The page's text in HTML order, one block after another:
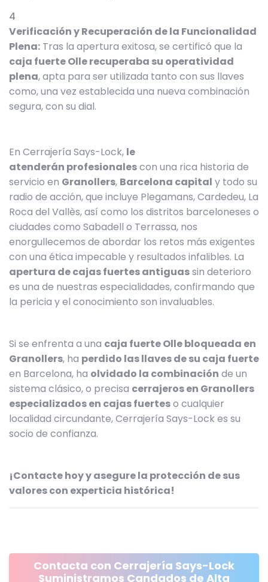
Verificación y Recuperación de la Funcionalidad
Plena: Tras la apertura exitosa, se certificó que la
caja fuerte Olle recuperaba su operatividad
plena, apta para ser utilizada tanto con sus llaves
como, una vez establecida una nueva combinación
segura, con su dial.
En Cerrajería Says-Lock, le
atenderán profesionalescon una rica historia de
servicio en Granollers, Barcelona capital y todo su
radio de acción, que incluye Plegamans, Cardedeu, La
Roca del Vallès, así como los distritos barceloneses o
ciudades como Sabadell o Terrassa, nos
enorgullecemos de abordar los retos más exigentes
con una ética impecable y resultados infalibles. La
apertura de cajas fuertes antiguassin deterioro
es una de nuestras especialidades, confirmando que
la pericia y el conocimiento son invaluables.
Si se enfrenta a una caja fuerte Olle bloqueada en
Granollers, ha perdido las llaves de su caja fuerte
en Barcelona, ha olvidado la combinación de un
sistema clásico, o precisa cerrajeros en Granollers
especializados en cajas fuerteso cualquier
localidad circundante, Cerrajería Says-Lock es su
socio de confianza.
¡Contacte hoy y asegure la protección de sus
valores con experticia histórica!
Contacta con Cerrajería Says-Lock
Suministramos Candados de Alta